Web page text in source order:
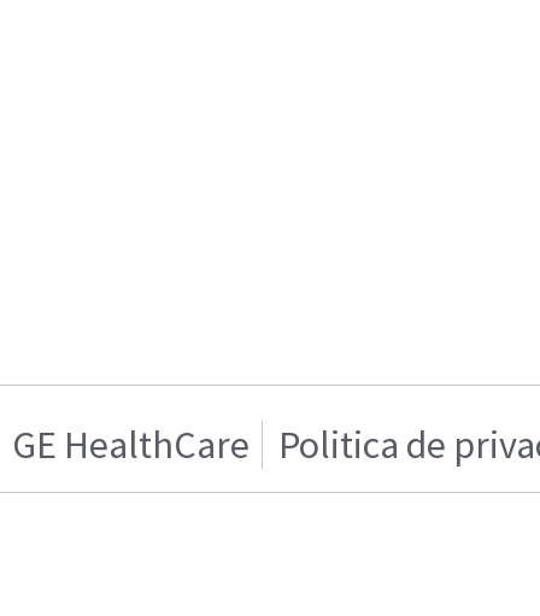
GE HealthCare Politica de